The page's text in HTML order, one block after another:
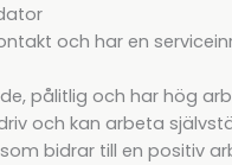
och har en
pålitlig och har hög
och kan arbeta
bidrar till en positiv